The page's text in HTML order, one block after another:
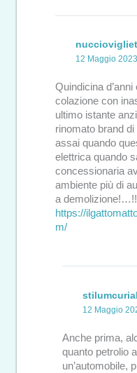
12 Maggio
Quindicina
colazione con
ultimo istante
rinomato brand
assai quando
elettrica quando
concessionaria
ambiente più di
a
https://
m/
12 Maggio
Anche prima,
quanto petrolio
un’automobile,